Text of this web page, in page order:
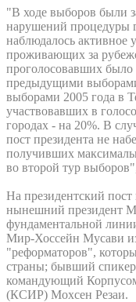
"В ходе выборов были
нарушений процедуры
наблюдалось активное
проживающих за
проголосовавших было
предыдущими
выборами 2005 года в
участвовавших в
городах - на 20%. В
пост президента не
получивших
во второй тур
На президентский пост
нынешний президент
фундаментальной
Мир-Хоссейн Мусави
"реформаторов",
страны; бывший
командующий
(КСИР) Мохсен Резаи.